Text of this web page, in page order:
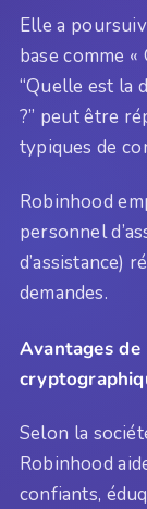
Elle a
base comme
“Quelle est la
?” peut être
typiques de
Robinhood
personnel
d’assistance)
demandes.
Avantages de
Selon la
Robinhood
confiants,